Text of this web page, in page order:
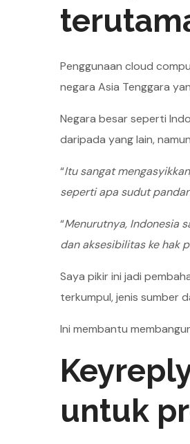
Penggunaan cloud
negara Asia Tenggara
Negara besar seperti
daripada yang lain,
“Itu sangat
seperti apa sudut
“Menurutnya, Indonesia
dan aksesibilitas ke hak
Saya pikir ini jadi
terkumpul, jenis sumber
Ini membantu
untuk